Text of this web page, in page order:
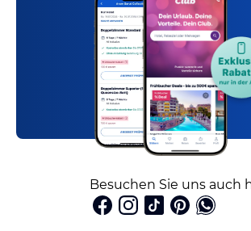
Besuchen Sie uns auch